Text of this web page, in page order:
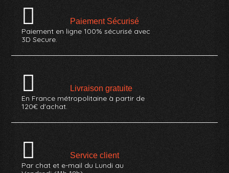
Paiement Sécurisé
Paiement en ligne 100% sécurisé avec
3D Secure.
Livraison gratuite
En France métropolitaine à partir de
120€ d'achat.
Service client
Par chat et e-mail du Lundi au